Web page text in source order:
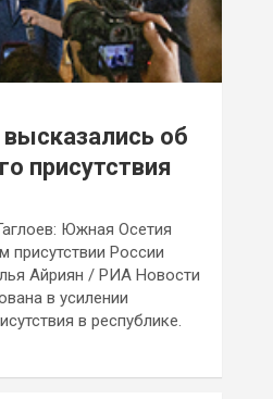
об
присутствия
Южная Осетия
присутствии России
Айриян / РИА Новости
в усилении
в республике.